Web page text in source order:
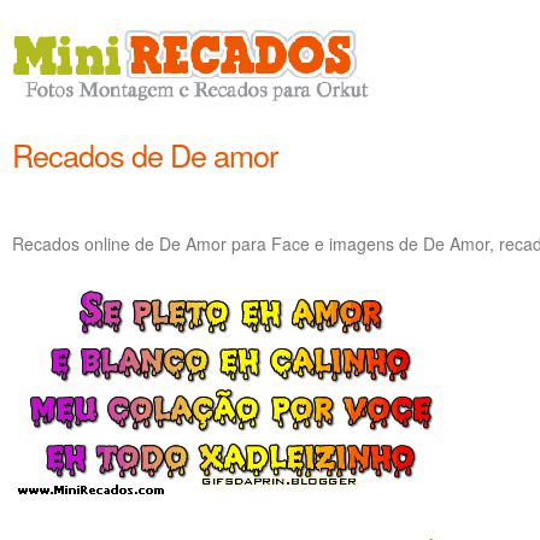
Recados de De amor
Recados online de De Amor para Face e imagens de De Amor,